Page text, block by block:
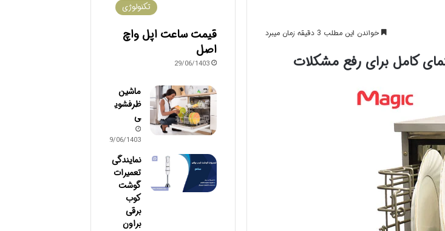
خواندن این مطلب 3 دقیقه زمان میبرد
کامل برای رفع مشکلات
تکنولوژی
قیمت ساعت اپل واچ
اصل
29/06/1403
ماشین
ظرفشوی
ی
29/06/1403
نمایندگی
تعمیرات
گوشت
کوب
برقی
براون